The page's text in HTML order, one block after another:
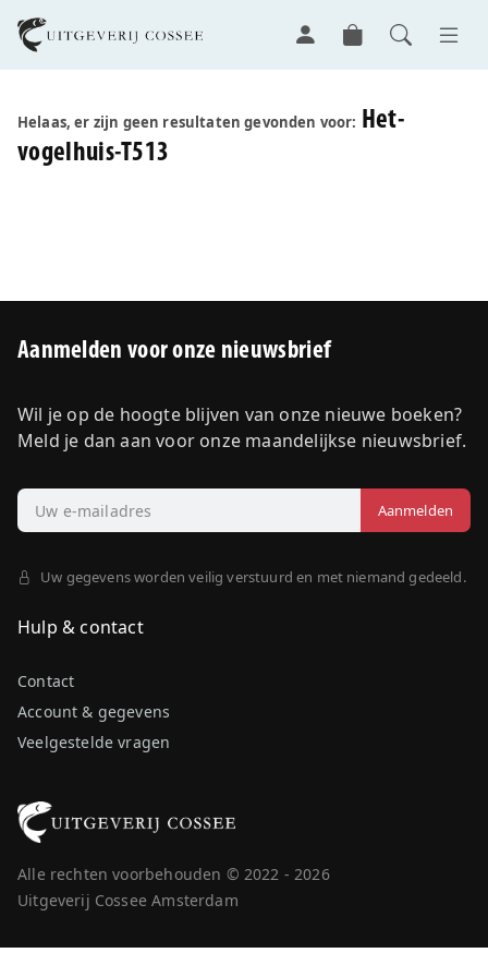
Helaas, er zijn geen resultaten gevonden voor: Het-
vogelhuis-T513
Aanmelden voor onze nieuwsbrief
Wil je op de hoogte blijven van onze nieuwe boeken?
Meld je dan aan voor onze maandelijkse nieuwsbrief.
Uw gegevens worden veilig verstuurd en met niemand gedeeld.
Hulp & contact
Account & gegevens
Veelgestelde vragen
Contact
Alle rechten voorbehouden © 2022 - 2026
Uitgeverij Cossee Amsterdam